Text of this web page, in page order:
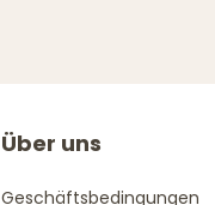
Über uns
Geschäftsbedingungen